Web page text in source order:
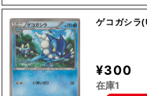
ゲコガシラ
¥300
在庫1